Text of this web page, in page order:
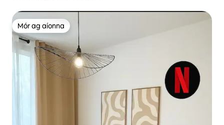
Mór ag aíonna
Mór ag aíonna